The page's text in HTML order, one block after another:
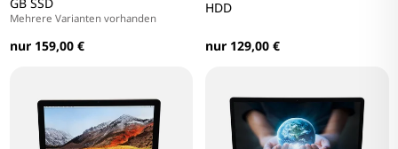
Mehrere Varianten vorhanden
nur 159,00 €
HDD
nur 129,00 €